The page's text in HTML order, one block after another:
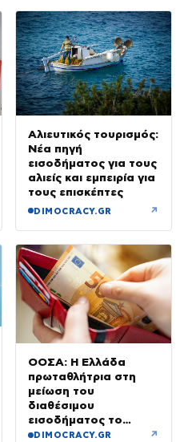
Αλιευτικός τουρισμός:
Νέα πηγή
εισοδήματος για τους
αλιείς και εμπειρία για
τους επισκέπτες
DIMOCRACY.GR ↗
ΟΟΣΑ: Η Ελλάδα
πρωταθλήτρια στη
μείωση του
διαθέσιμου
εισοδήματος το
πρώτο τρίμηνο του
DIMOCRACY.GR ↗